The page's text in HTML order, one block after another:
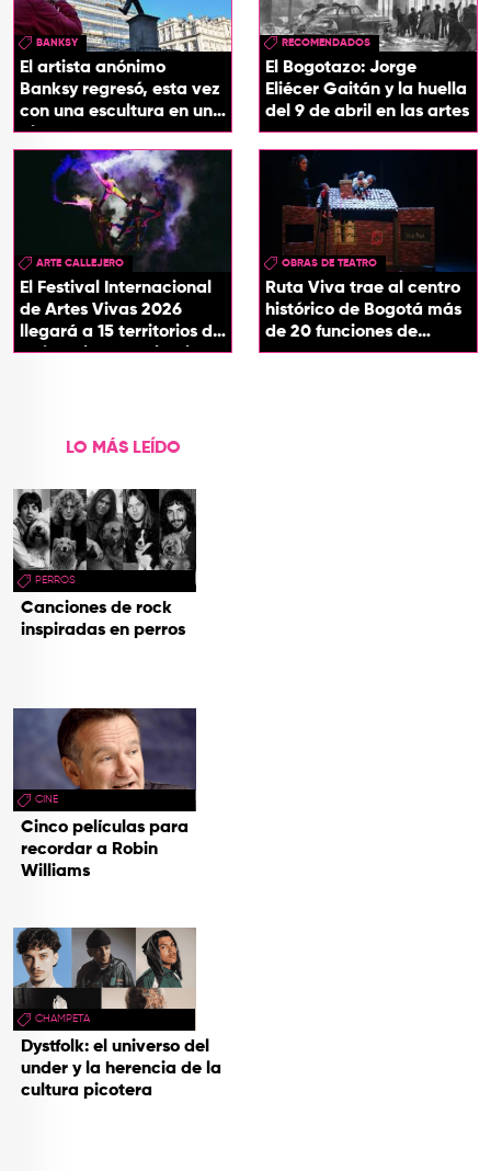
BANKSY
El artista anónimo
Banksy regresó, esta vez
con una escultura en una
plaza de Londres
RECOMENDADOS
El Bogotazo: Jorge
Eliécer Gaitán y la huella
del 9 de abril en las artes
ARTE CALLEJERO
El Festival Internacional
de Artes Vivas 2026
llegará a 15 territorios de
Colombia con ‘Circuitos
OBRAS DE TEATRO
Ruta Viva trae al centro
histórico de Bogotá más
de 20 funciones de
teatro
LO MÁS LEÍDO
PERROS
Canciones de rock
inspiradas en perros
CINE
Cinco películas para
recordar a Robin
Williams
CHAMPETA
Dystfolk: el universo del
under y la herencia de la
cultura picotera